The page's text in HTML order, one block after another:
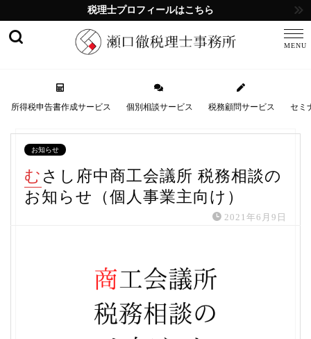
税理士プロフィールはこちら
所得税申告書作成サービス 個別相談サービス 税務顧問サービス セミ
お知らせ
むさし府中商工会議所 税務相談の
お知らせ（個人事業主向け）
2021年6月9日